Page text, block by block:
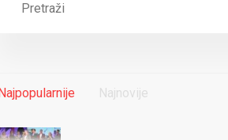
Najnovije